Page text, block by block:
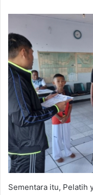
Sementara itu, Pelatih